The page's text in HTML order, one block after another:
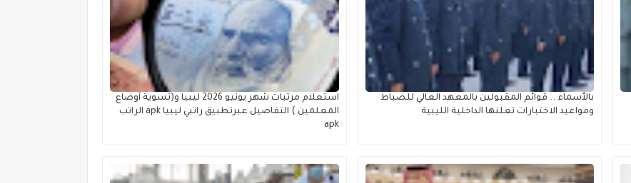
بالأسماء .. قوائم المقبولين بالمعهد العالي للضباط
ومواعيد الاختبارات تعلنها الداخلية الليبية
استعلام مرتبات شهر يونيو 2026 ليبيا و(تسوية أوضاع
المعلمين ) التفاصيل عبرتطبيق راتبي ليبيا apk الراتب
apk